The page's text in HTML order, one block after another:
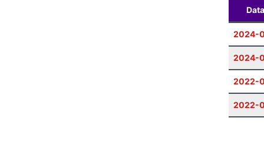
Data
2024-
2024-
2022-
2022-